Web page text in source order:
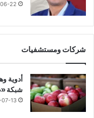
22
شركات ومستشفيات
أدوية
شبكة
13